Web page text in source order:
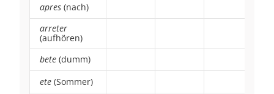
apres (nach)
arreter
(aufhören)
bete (dumm)
ete (Sommer)